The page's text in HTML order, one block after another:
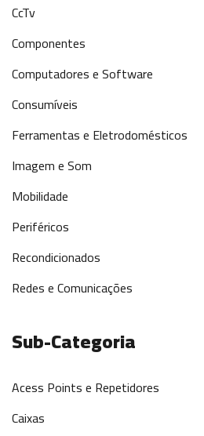
CcTv
Componentes
Computadores e Software
Consumíveis
Ferramentas e Eletrodomésticos
Imagem e Som
Mobilidade
Periféricos
Recondicionados
Redes e Comunicações
Sub-Categoria
Acess Points e Repetidores
Caixas